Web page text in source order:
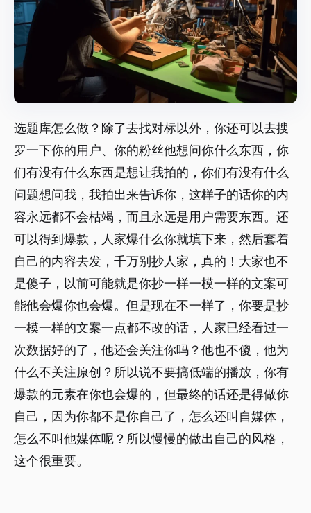
选题库怎么做？除了去找对标以外，你还可以去搜
罗一下你的用户、你的粉丝他想问你什么东西，你
们有没有什么东西是想让我拍的，你们有没有什么
问题想问我，我拍出来告诉你，这样子的话你的内
容永远都不会枯竭，而且永远是用户需要东西。还
可以得到爆款，人家爆什么你就填下来，然后套着
自己的内容去发，千万别抄人家，真的！大家也不
是傻子，以前可能就是你抄一样一模一样的文案可
能他会爆你也会爆。但是现在不一样了，你要是抄
一模一样的文案一点都不改的话，人家已经看过一
次数据好的了，他还会关注你吗？他也不傻，他为
什么不关注原创？所以说不要搞低端的播放，你有
爆款的元素在你也会爆的，但最终的话还是得做你
自己，因为你都不是你自己了，怎么还叫自媒体，
怎么不叫他媒体呢？所以慢慢的做出自己的风格，
这个很重要。